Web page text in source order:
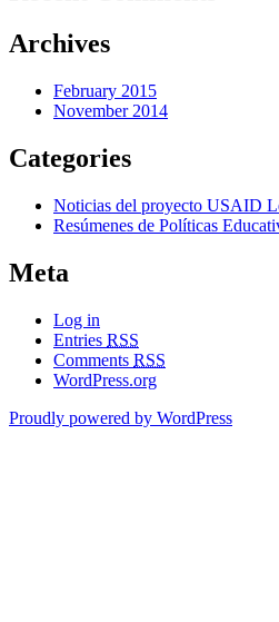
Archives
February 2015
November 2014
Categories
Noticias del proyecto USAID
Resúmenes de Políticas
Meta
Log in
Entries RSS
Comments RSS
WordPress.org
Proudly powered by WordPress